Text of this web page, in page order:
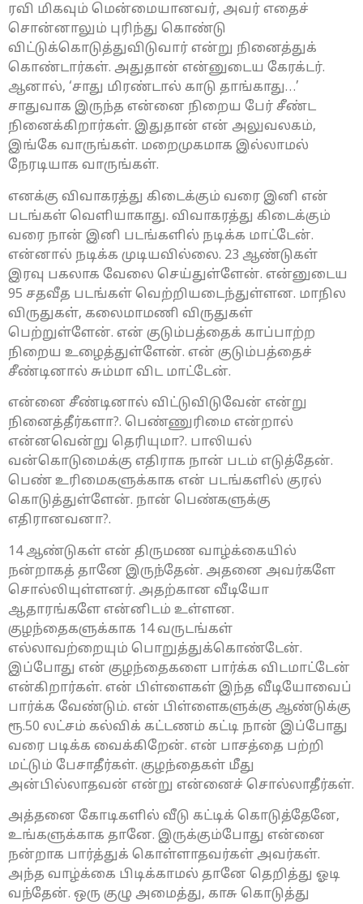
ரவி மிகவும் மென்மையானவர், அவர் எதைச்
சொன்னாலும் புரிந்து கொண்டு
விட்டுக்கொடுத்துவிடுவார் என்று நினைத்துக்
கொண்டார்கள். அதுதான் என்னுடைய கேரக்டர்.
ஆனால், ‘சாது மிரண்டால் காடு தாங்காது…’
சாதுவாக இருந்த என்னை நிறைய பேர் சீண்ட
நினைக்கிறார்கள். இதுதான் என் அலுவலகம்,
இங்கே வாருங்கள். மறைமுகமாக இல்லாமல்
நேரடியாக வாருங்கள்.
எனக்கு விவாகரத்து கிடைக்கும் வரை இனி என்
படங்கள் வெளியாகாது. விவாகரத்து கிடைக்கும்
வரை நான் இனி படங்களில் நடிக்க மாட்டேன்.
என்னால் நடிக்க முடியவில்லை. 23 ஆண்டுகள்
இரவு பகலாக வேலை செய்துள்ளேன். என்னுடைய
95 சதவீத படங்கள் வெற்றியடைந்துள்ளன. மாநில
விருதுகள், கலைமாமணி விருதுகள்
பெற்றுள்ளேன். என் குடும்பத்தைக் காப்பாற்ற
நிறைய உழைத்துள்ளேன். என் குடும்பத்தைச்
சீண்டினால் சும்மா விட மாட்டேன்.
என்னை சீண்டினால் விட்டுவிடுவேன் என்று
நினைத்தீர்களா?. பெண்ணுரிமை என்றால்
என்னவென்று தெரியுமா?. பாலியல்
வன்கொடுமைக்கு எதிராக நான் படம் எடுத்தேன்.
பெண் உரிமைகளுக்காக என் படங்களில் குரல்
கொடுத்துள்ளேன். நான் பெண்களுக்கு
எதிரானவனா?.
14 ஆண்டுகள் என் திருமண வாழ்க்கையில்
நன்றாகத் தானே இருந்தேன். அதனை அவர்களே
சொல்லியுள்ளனர். அதற்கான வீடியோ
ஆதாரங்களே என்னிடம் உள்ளன.
குழந்தைகளுக்காக 14 வருடங்கள்
எல்லாவற்றையும் பொறுத்துக்கொண்டேன்.
இப்போது என் குழந்தைகளை பார்க்க விடமாட்டேன்
என்கிறார்கள். என் பிள்ளைகள் இந்த வீடியோவைப்
பார்க்க வேண்டும். என் பிள்ளைகளுக்கு ஆண்டுக்கு
ரூ.50 லட்சம் கல்விக் கட்டணம் கட்டி நான் இப்போது
வரை படிக்க வைக்கிறேன். என் பாசத்தை பற்றி
மட்டும் பேசாதீர்கள். குழந்தைகள் மீது
அன்பில்லாதவன் என்று என்னைச் சொல்லாதீர்கள்.
அத்தனை கோடிகளில் வீடு கட்டிக் கொடுத்தேனே,
உங்களுக்காக தானே. இருக்கும்போது என்னை
நன்றாக பார்த்துக் கொள்ளாதவர்கள் அவர்கள்.
அந்த வாழ்க்கை பிடிக்காமல் தானே தெறித்து ஓடி
வந்தேன். ஒரு குழு அமைத்து, காசு கொடுத்து